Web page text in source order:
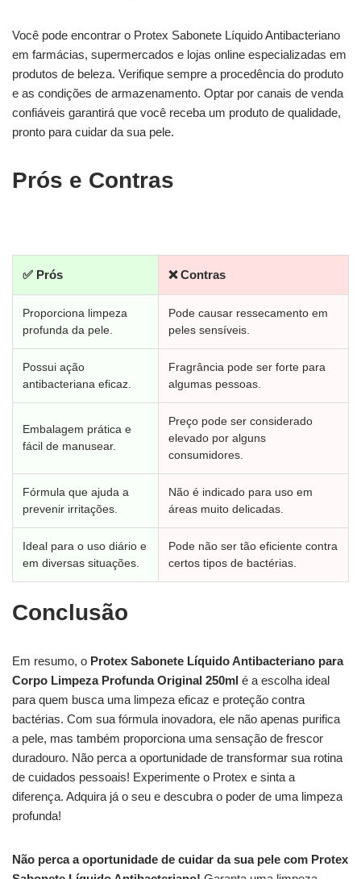
Você pode encontrar o Protex Sabonete Líquido Antibacteriano
em farmácias, supermercados e lojas online especializadas em
produtos de beleza. Verifique sempre a procedência do produto
e as condições de armazenamento. Optar por canais de venda
confiáveis garantirá que você receba um produto de qualidade,
pronto para cuidar da sua pele.
Prós e Contras
✅ Prós ❌ Contras
Proporciona limpeza
profunda da pele.
Pode causar ressecamento em
peles sensíveis.
Possui ação
antibacteriana eficaz.
Fragrância pode ser forte para
algumas pessoas.
Embalagem prática e
fácil de manusear.
Preço pode ser considerado
elevado por alguns
consumidores.
Fórmula que ajuda a
prevenir irritações.
Não é indicado para uso em
áreas muito delicadas.
Ideal para o uso diário e
em diversas situações.
Pode não ser tão eficiente contra
certos tipos de bactérias.
Conclusão
Em resumo, o Protex Sabonete Líquido Antibacteriano para
Corpo Limpeza Profunda Original 250ml é a escolha ideal
para quem busca uma limpeza eficaz e proteção contra
bactérias. Com sua fórmula inovadora, ele não apenas purifica
a pele, mas também proporciona uma sensação de frescor
duradouro. Não perca a oportunidade de transformar sua rotina
de cuidados pessoais! Experimente o Protex e sinta a
diferença. Adquira já o seu e descubra o poder de uma limpeza
profunda!
Não perca a oportunidade de cuidar da sua pele com Protex